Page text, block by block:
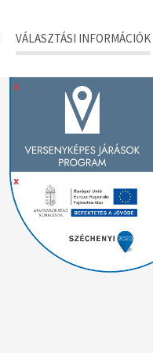
VÁLASZTÁSI INFORMÁCIÓK
x
x